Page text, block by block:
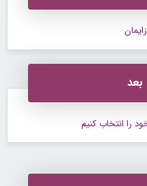
را انتخاب کنیم